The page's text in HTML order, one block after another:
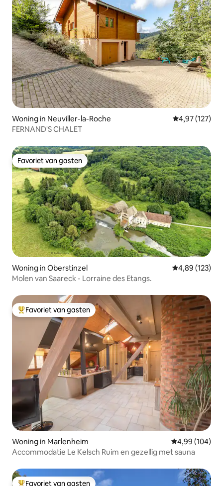
Woning in Neuviller-la-Roche Gemiddelde
4,97 (127)
FERNAND'S CHALET
Favoriet van gasten
Favoriet van gasten
Woning in Oberstinzel Gemiddelde
4,89 (123)
Molen van Saareck - Lorraine des Etangs.
Topfavoriet van gasten
Favoriet van gasten
Woning in Marlenheim Gemiddelde
4,99 (104)
Accommodatie Le Kelsch Ruim en gezellig met sauna
Favoriet van gasten